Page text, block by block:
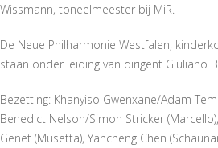
Wissmann, toneelmeester bij MiR.
De Neue Philharmonie Westfalen,
staan onder leiding van dirigent Giuliano
Bezetting: Khanyiso Gwenxane/Adam
Benedict Nelson/Simon Stricker
Genet (Musetta), Yancheng Chen